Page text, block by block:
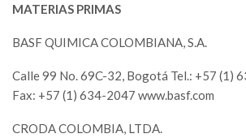
MATERIAS PRIMAS
BASF QUIMICA COLOMBIANA, S.A.
Calle 99 No. 69C-32, Bogotá Tel.: +57 (1)
Fax: +57 (1) 634-2047 www.basf.com
CRODA COLOMBIA, LTDA.